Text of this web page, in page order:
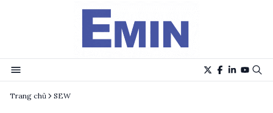
Trang chủ SEW